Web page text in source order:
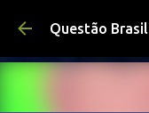
Questão Brasil |